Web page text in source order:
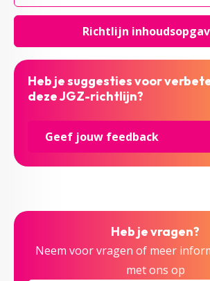
Richtlijn
Heb je suggesties voor
deze JGZ-richtlijn?
Geef jouw feedback
Heb je vragen?
Neem voor vragen of meer
met ons op